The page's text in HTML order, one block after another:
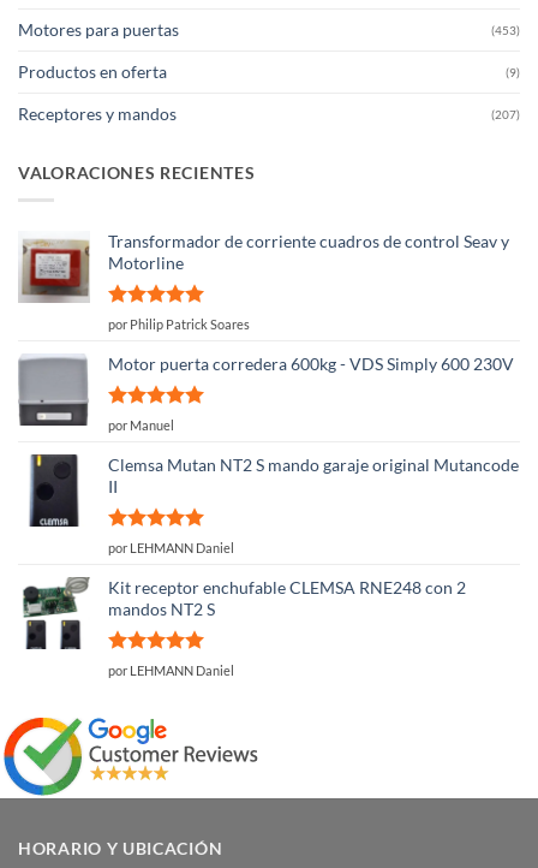
Motores para puertas (453)
Productos en oferta (9)
Receptores y mandos (207)
VALORACIONES RECIENTES
Transformador de corriente cuadros de control Seav y
Motorline
Valorado
por Philip Patrick Soares
Motor puerta corredera 600kg - VDS Simply 600 230V
Valorado
por Manuel
Clemsa Mutan NT2 S mando garaje original Mutancode
II
Valorado
por LEHMANN Daniel
Kit receptor enchufable CLEMSA RNE248 con 2
mandos NT2 S
Valorado
por LEHMANN Daniel
HORARIO Y UBICACIÓN